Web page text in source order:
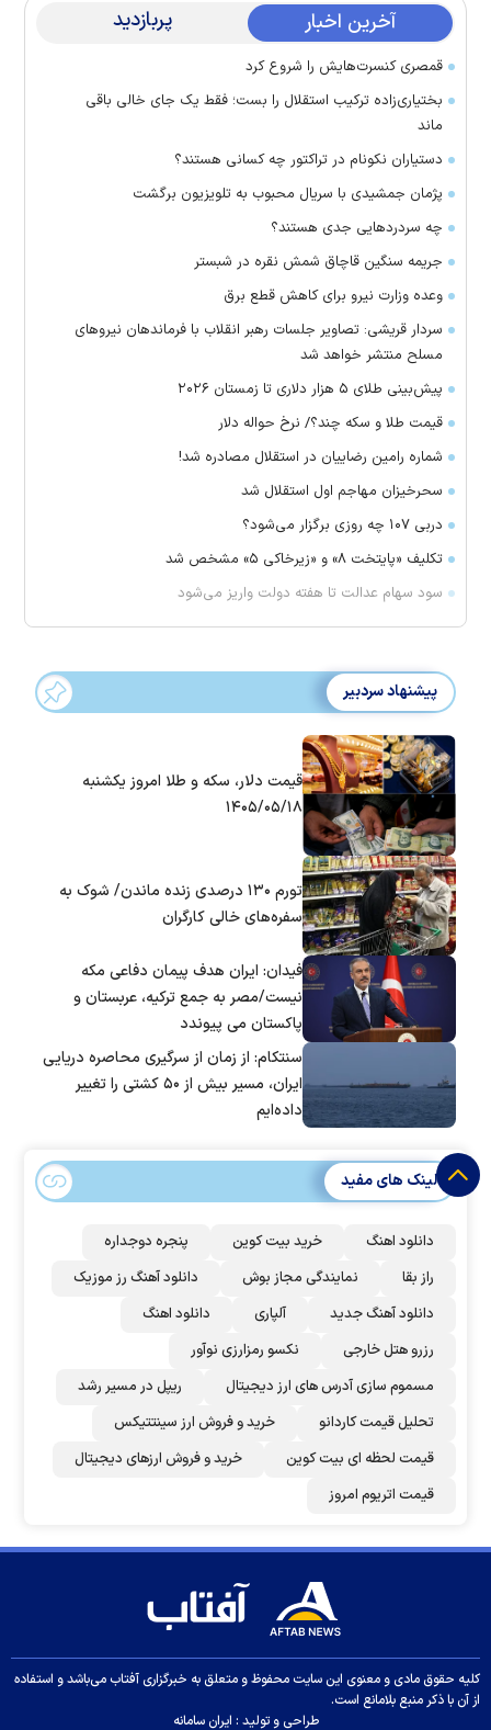
آخرین اخبار پربازدید
قمصری کنسرت‌هایش را شروع کرد
بختیاری‌زاده ترکیب استقلال را بست؛ فقط یک جای خالی باقی
ماند
دستیاران نکونام در تراکتور چه کسانی هستند؟
پژمان جمشیدی با سریال محبوب به تلویزیون برگشت
چه سردرد‌هایی جدی هستند؟
جریمه سنگین قاچاق شمش نقره در شبستر
وعده وزارت نیرو برای کاهش قطع برق
سردار قریشی: تصاویر جلسات رهبر انقلاب با فرماندهان نیرو‌های
مسلح منتشر خواهد شد
پیش‌بینی طلای ۵ هزار دلاری تا زمستان ۲۰۲۶
قیمت طلا و سکه چند؟/ نرخ حواله دلار
شماره رامین رضاییان در استقلال مصادره شد!
سحرخیزان مهاجم اول استقلال شد
دربی ۱۰۷ چه روزی برگزار می‌شود؟
تکلیف «پایتخت ۸» و «زیرخاکی ۵» مشخص شد
سود سهام عدالت تا هفته دولت واریز می‌شود
پیشنهاد سردبیر
قیمت دلار، سکه و طلا امروز یکشنبه
۱۴۰۵/۰۵/۱۸
تورم ۱۳۰ درصدی زنده ماندن/ شوک به
سفره‌های خالی کارگران
فیدان: ایران هدف پیمان دفاعی مکه
نیست/مصر به جمع ترکیه، عربستان و
پاکستان می پیوندد
سنتکام: از زمان از سرگیری محاصره دریایی
ایران، مسیر بیش از ۵۰ کشتی را تغییر
داده‌ایم
لینک های مفید
دانلود اهنگ خرید بیت کوین
پنجره دوجداره
راز بقا
نمایندگی مجاز بوش
دانلود آهنگ رز‌ موزیک
دانلود آهنگ جدید
آلپاری
دانلود اهنگ
رزرو هتل خارجی
نکسو رمزارزی نوآور
مسموم سازی آدرس های ارز دیجیتال
ریپل در مسیر رشد
تحلیل قیمت کاردانو
خرید و فروش ارز سینتتیکس
قیمت لحظه ای بیت کوین
خرید و فروش ارزهای دیجیتال
قیمت اتریوم امروز
کلیه حقوق مادی و معنوی این سایت محفوظ و متعلق به خبرگزاری آفتاب می‌باشد و استفاده
از آن با ذکر منبع بلامانع است.
طراحی و تولید : ایران سامانه